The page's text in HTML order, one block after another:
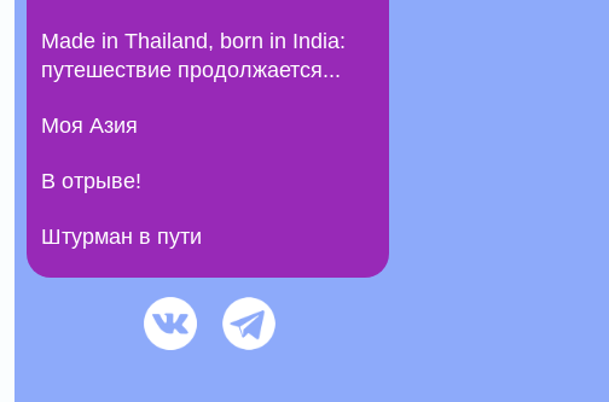
Made in Thailand, born in India:
путешествие продолжается...
Моя Азия
В отрыве!
Штурман в пути